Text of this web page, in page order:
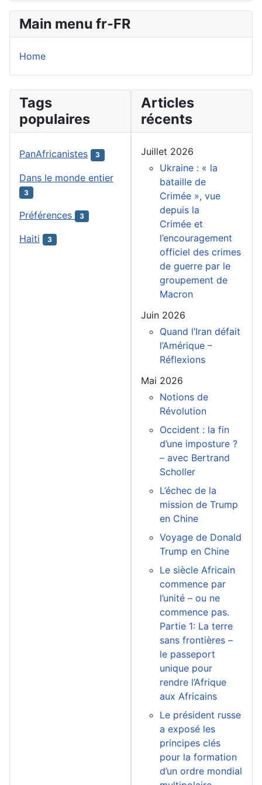
Main menu fr-FR
Home
Tags
populaires
PanAfricanistes 3
Dans le monde entier
3
Préférences 3
Haiti 3
Articles
récents
Juillet 2026
Ukraine : « la
bataille de
Crimée », vue
depuis la
Crimée et
l’encouragement
officiel des crimes
de guerre par le
groupement de
Macron
Juin 2026
Quand l’Iran défait
l’Amérique –
Réflexions
Mai 2026
Notions de
Révolution
Occident : la fin
d’une imposture ?
– avec Bertrand
Scholler
L’échec de la
mission de Trump
en Chine
Voyage de Donald
Trump en Chine
Le siècle Africain
commence par
l’unité – ou ne
commence pas.
Partie 1: La terre
sans frontières –
le passeport
unique pour
rendre l’Afrique
aux Africains
Le président russe
a exposé les
principes clés
pour la formation
d’un ordre mondial